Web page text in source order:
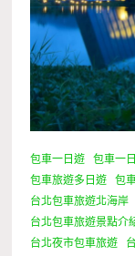
包車一日遊 包車一
包車旅遊多日遊
包
台北包車旅遊北海岸
台北包車旅遊景點介
台北夜市包車旅遊